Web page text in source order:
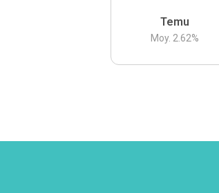
Temu
Moy. 2.62%